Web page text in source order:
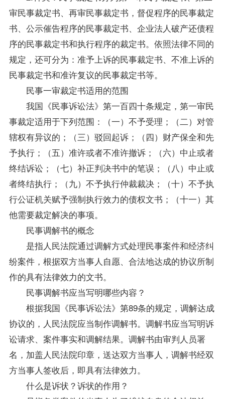
审民事裁定书、再审民事裁定书，督促程序的民事裁定
书、公示催告程序的民事裁定书、企业法人破产还债程
序的民事裁定书和执行程序的裁定书。依照法律不同的
规定，还可分为：准予上诉的民事裁定书、不准上诉的
民事裁定书和准许复议的民事裁定书等。
民事一审裁定书适用的范围
我国《民事诉讼法》第一百四十条规定，第一审民
事裁定适用于下列范围：（一）不予受理；（二）对管
辖权有异议的；（三）驳回起诉；（四）财产保全和先
予执行；（五）准许或者不准许撤诉；（六）中止或者
终结诉讼；（七）补正判决书中的笔误；（八）中止或
者终结执行；（九）不予执行仲裁裁决；（十）不予执
行公证机关赋予强制执行效力的债权文书；（十一）其
他需要裁定解决的事项。
民事调解书的概念
是指人民法院通过调解方式处理民事案件和经济纠
纷案件，根据双方当事人自愿、合法地达成的协议所制
作的具有法律效力的文书。
民事调解书应当写明哪些内容？
根据我国《民事诉讼法》第89条的规定，调解达成
协议的，人民法院应当制作调解书。调解书应当写明诉
讼请求、案件事实和调解结果。调解书由审判人员署
名，加盖人民法院印章，送达双方当事人，调解书经双
方当事人签收后，即具有法律效力。
什么是诉状？诉状的作用？